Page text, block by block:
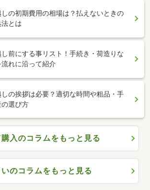
しの初期費用の相場は？払えないときの
とは
し前にする事リスト！手続き・荷造りな
流れに沿って紹介
しの挨拶は必要？適切な時間や粗品・手
の選び方
購入のコラムをもっと見る
のコラムをもっと見る